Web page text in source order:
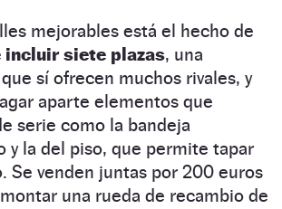
mejorables está el hecho de
incluir siete plazas, una
sí ofrecen muchos rivales, y
aparte elementos que
serie como la bandeja
y la del piso, que permite tapar
Se venden juntas por 200 euros
una rueda de recambio de